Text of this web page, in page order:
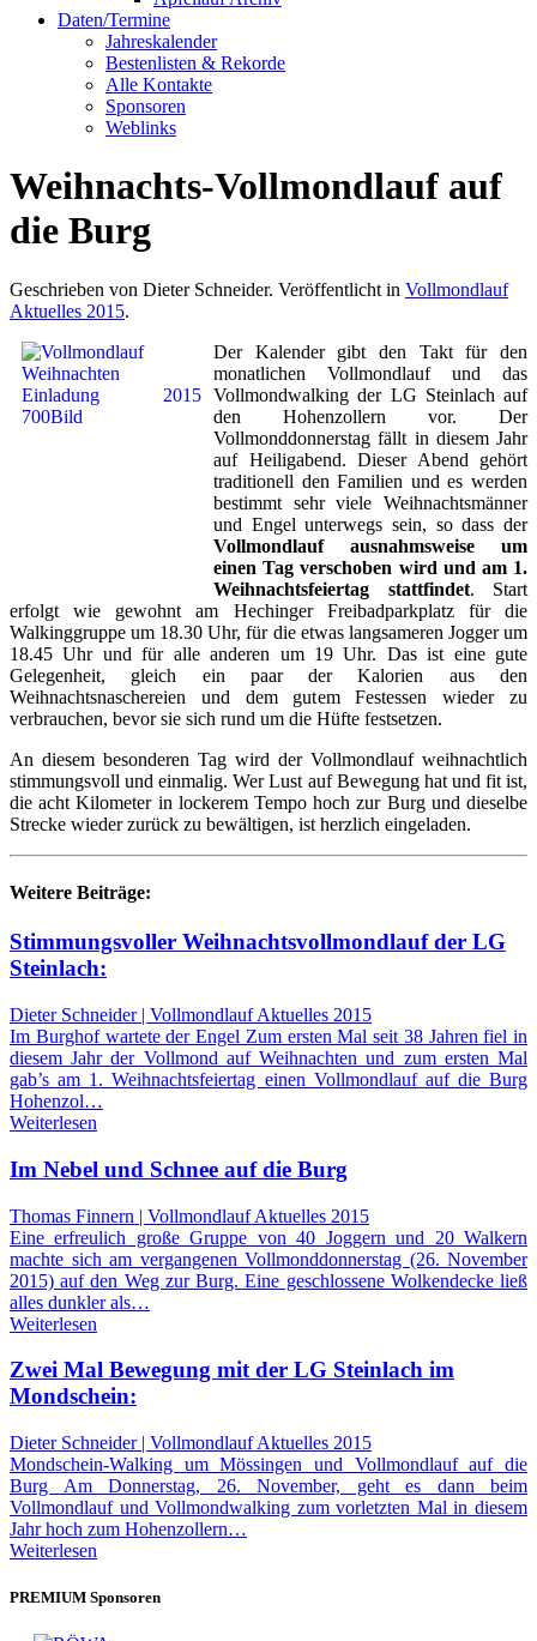
Daten/Termine
Jahreskalender
Bestenlisten & Rekorde
Alle Kontakte
Sponsoren
Weblinks
Weihnachts-Vollmondlauf auf
die Burg
Geschrieben von Dieter Schneider. Veröffentlicht in Vollmondlauf
Aktuelles 2015.
Der Kalender gibt den Takt für den
monatlichen Vollmondlauf und das
Vollmondwalking der LG Steinlach auf
den Hohenzollern vor. Der
Vollmonddonnerstag fällt in diesem Jahr
auf Heiligabend. Dieser Abend gehört
traditionell den Familien und es werden
bestimmt sehr viele Weihnachtsmänner
und Engel unterwegs sein, so dass der
Vollmondlauf ausnahmsweise um
einen Tag verschoben wird und am 1.
Weihnachtsfeiertag stattfindet. Start
erfolgt wie gewohnt am Hechinger Freibadparkplatz für die
Walkinggruppe um 18.30 Uhr, für die etwas langsameren Jogger um
18.45 Uhr und für alle anderen um 19 Uhr. Das ist eine gute
Gelegenheit, gleich ein paar der Kalorien aus den
Weihnachtsnaschereien und dem gutem Festessen wieder zu
verbrauchen, bevor sie sich rund um die Hüfte festsetzen.
An diesem besonderen Tag wird der Vollmondlauf weihnachtlich
stimmungsvoll und einmalig. Wer Lust auf Bewegung hat und fit ist,
die acht Kilometer in lockerem Tempo hoch zur Burg und dieselbe
Strecke wieder zurück zu bewältigen, ist herzlich eingeladen.
Weitere Beiträge:
Stimmungsvoller Weihnachtsvollmondlauf der LG
Steinlach:
Dieter Schneider | Vollmondlauf Aktuelles 2015
Im Burghof wartete der Engel Zum ersten Mal seit 38 Jahren fiel in
diesem Jahr der Vollmond auf Weihnachten und zum ersten Mal
gab’s am 1. Weihnachtsfeiertag einen Vollmondlauf auf die Burg
Hohenzol…
Weiterlesen
Im Nebel und Schnee auf die Burg
Thomas Finnern | Vollmondlauf Aktuelles 2015
Eine erfreulich große Gruppe von 40 Joggern und 20 Walkern
machte sich am vergangenen Vollmonddonnerstag (26. November
2015) auf den Weg zur Burg. Eine geschlossene Wolkendecke ließ
alles dunkler als…
Weiterlesen
Zwei Mal Bewegung mit der LG Steinlach im
Mondschein:
Dieter Schneider | Vollmondlauf Aktuelles 2015
Mondschein-Walking um Mössingen und Vollmondlauf auf die
Burg Am Donnerstag, 26. November, geht es dann beim
Vollmondlauf und Vollmondwalking zum vorletzten Mal in diesem
Jahr hoch zum Hohenzollern…
Weiterlesen
PREMIUM Sponsoren